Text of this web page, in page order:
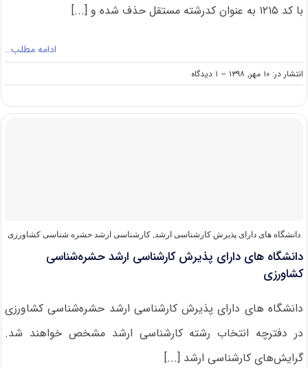
با کد ۱۲۱۵ به عنوان کدرشته مستقل حذف شده و [...]
ادامه مطلب…
انتشار در: ۱۰ مهر, ۱۳۹۸ -- ۱ دیدگاه
on
دانشگاه
دارای
دانشگاه های دارای پذیرش کارشناسی ارشد, کارشناسی ارشد حشره‌ شناسی کشاورزی
دانشگاه های دارای پذیرش کارشناسی ارشد حشره‌شناسی
کشاورزی
دانشگاه های دارای پذیرش کارشناسی ارشد حشره‌شناسی کشاورزی
در دفترچه انتخاب رشته کارشناسی ارشد مشخص خواهند شد.
گرایش‌های کارشناسی ارشد [...]